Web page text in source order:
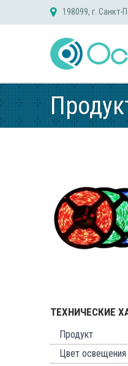
198099, г. Санкт-
ТЕХНИЧЕСКИЕ
Продукт
Цвет освещения